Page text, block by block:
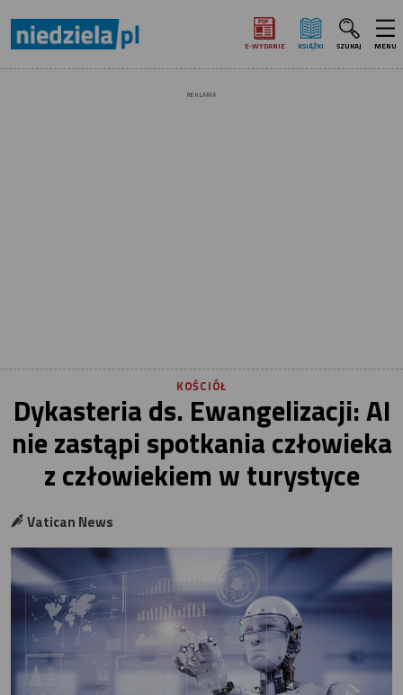
E‑WYDANIE KSIĄŻKI SZUKAJ MENU
REKLAMA
KOŚCIÓŁ
Dykasteria ds. Ewangelizacji: AI
nie zastąpi spotkania człowieka
z człowiekiem w turystyce
Vatican News